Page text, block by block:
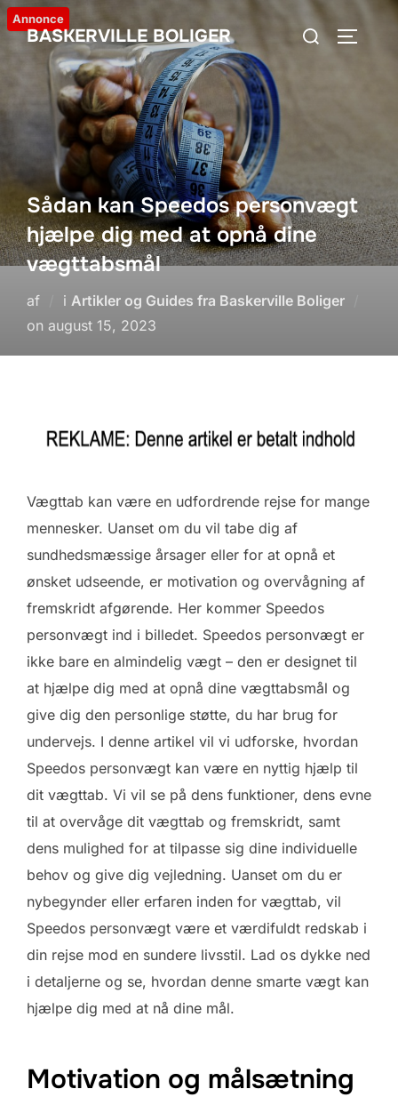
Videre
til
BASKERVILLE BOLIGER
Søg
Annonce
Sådan kan Speedos personvægt
hjælpe dig med at opnå dine
vægttabsmål
af i Artikler og Guides fra Baskerville Boliger
on Udgivet
august 15, 2023
Vægttab kan være en udfordrende rejse for mange
mennesker. Uanset om du vil tabe dig af
sundhedsmæssige årsager eller for at opnå et
ønsket udseende, er motivation og overvågning af
fremskridt afgørende. Her kommer Speedos
personvægt ind i billedet. Speedos personvægt er
ikke bare en almindelig vægt – den er designet til
at hjælpe dig med at opnå dine vægttabsmål og
give dig den personlige støtte, du har brug for
undervejs. I denne artikel vil vi udforske, hvordan
Speedos personvægt kan være en nyttig hjælp til
dit vægttab. Vi vil se på dens funktioner, dens evne
til at overvåge dit vægttab og fremskridt, samt
dens mulighed for at tilpasse sig dine individuelle
behov og give dig vejledning. Uanset om du er
nybegynder eller erfaren inden for vægttab, vil
Speedos personvægt være et værdifuldt redskab i
din rejse mod en sundere livsstil. Lad os dykke ned
i detaljerne og se, hvordan denne smarte vægt kan
hjælpe dig med at nå dine mål.
Motivation og målsætning